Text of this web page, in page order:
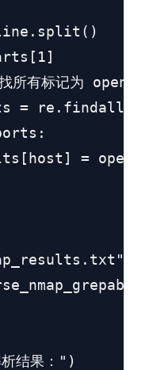
所有标记为 open
=
=
结果：")